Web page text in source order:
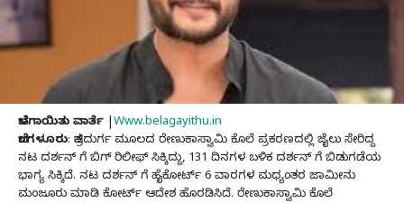
ಬೆಳಗಾಯಿತು ವಾರ್ತೆ
Www.belagayithu.in
ಬೆಂಗಳೂರು: ಚಿತ್ರದುರ್ಗ ಮೂಲದ ರೇಣುಕಾಸ್ವಾಮಿ ಕೊಲೆ ಪ್ರಕರಣದಲ್ಲಿ ಜೈಲು ಸೇರಿದ್ದ
ನಟ ದರ್ಶನ್ ಗೆ ಬಿಗ್ ರಿಲೀಫ್ ಸಿಕ್ಕಿದ್ದು, 131 ದಿನಗಳ ಬಳಿಕ ದರ್ಶನ್‌ ಗೆ ಬಿಡುಗಡೆಯ
ಭಾಗ್ಯ ಸಿಕ್ಕಿದೆ. ನಟ ದರ್ಶನ್ ಗೆ ಹೈಕೋರ್ಟ್ 6 ವಾರಗಳ ಮಧ್ಯಂತರ ಜಾಮೀನು
ಮಂಜೂರು ಮಾಡಿ ಕೋರ್ಟ್ ಆದೇಶ ಹೊರಡಿಸಿದೆ. ರೇಣುಕಾಸ್ವಾಮಿ ಕೊಲೆ